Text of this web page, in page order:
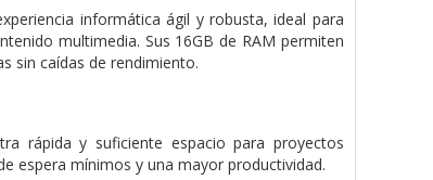
informática ágil y robusta, ideal para
multimedia. Sus 16GB de RAM permiten
sin caídas de rendimiento.
rápida y suficiente espacio para proyectos
espera mínimos y una mayor productividad.